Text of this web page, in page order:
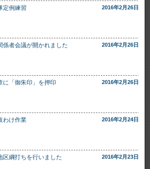
定例練習 2016年2月26日
係者会議が開かれました 2016年2月26日
に「御朱印」を押印 2016年2月26日
わけ作業 2016年2月24日
区綱打ちを行いました 2016年2月23日